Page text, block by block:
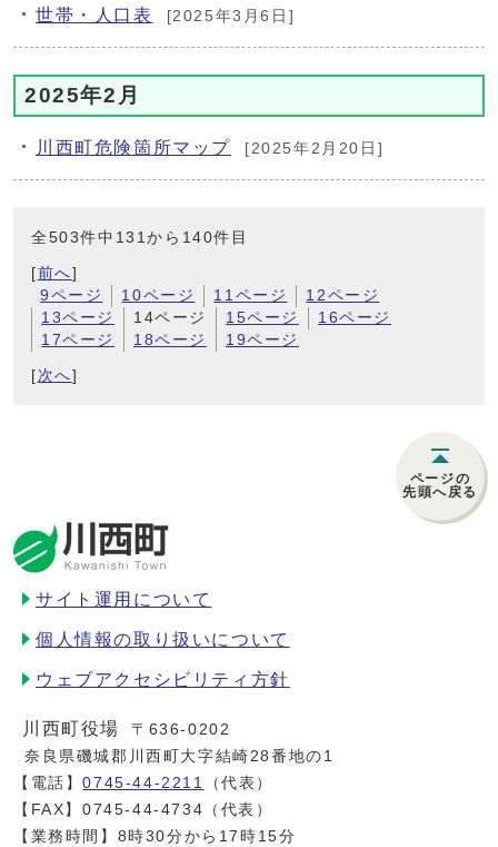
世帯・人口表 [2025年3月6日]
2025年2月
川西町危険箇所マップ [2025年2月20日]
全503件中131から140件目
[前へ]
9ページ
10ページ 11ページ
12ページ
13ページ
14ページ 15ページ
16ページ
17ページ
18ページ 19ページ
[ 次へ]
ページの
先頭へ戻る
サイト運用について
個人情報の取り扱いについて
ウェブアクセシビリティ方針
川西町役場
〒636-0202
奈良県磯城郡川西町大字結崎28番地の1
【電話】0745-44-2211
（代表）
【FAX】0745-44-4734（代表）
【業務時間】8時30分から17時15分